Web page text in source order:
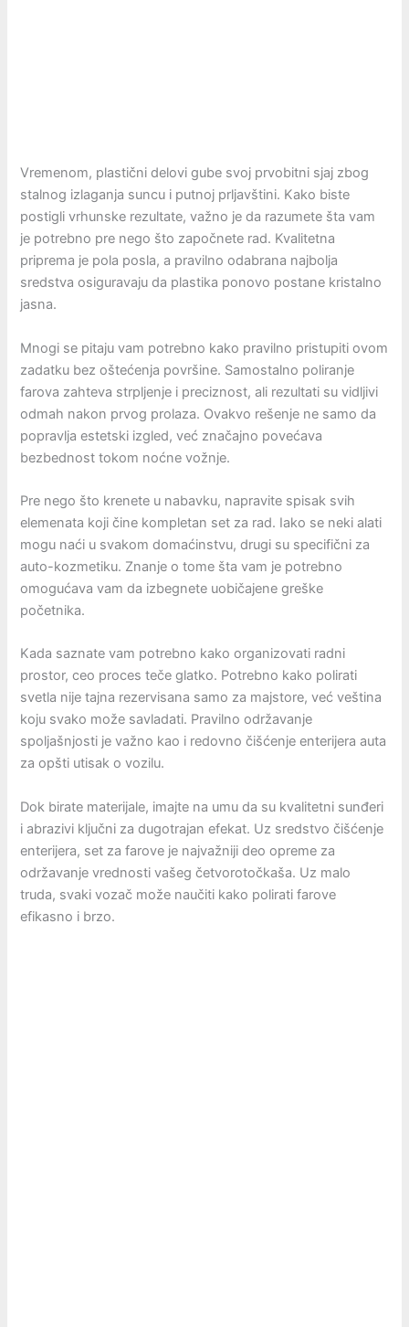
Vremenom, plastični delovi gube svoj prvobitni sjaj zbog
stalnog izlaganja suncu i putnoj prljavštini. Kako biste
postigli vrhunske rezultate, važno je da razumete šta vam
je potrebno pre nego što započnete rad. Kvalitetna
priprema je pola posla, a pravilno odabrana najbolja
sredstva osiguravaju da plastika ponovo postane kristalno
jasna.
Mnogi se pitaju vam potrebno kako pravilno pristupiti ovom
zadatku bez oštećenja površine. Samostalno poliranje
farova zahteva strpljenje i preciznost, ali rezultati su vidljivi
odmah nakon prvog prolaza. Ovakvo rešenje ne samo da
popravlja estetski izgled, već značajno povećava
bezbednost tokom noćne vožnje.
Pre nego što krenete u nabavku, napravite spisak svih
elemenata koji čine kompletan set za rad. Iako se neki alati
mogu naći u svakom domaćinstvu, drugi su specifični za
auto-kozmetiku. Znanje o tome šta vam je potrebno
omogućava vam da izbegnete uobičajene greške
početnika.
Kada saznate vam potrebno kako organizovati radni
prostor, ceo proces teče glatko. Potrebno kako polirati
svetla nije tajna rezervisana samo za majstore, već veština
koju svako može savladati. Pravilno održavanje
spoljašnjosti je važno kao i redovno čišćenje enterijera auta
za opšti utisak o vozilu.
Dok birate materijale, imajte na umu da su kvalitetni sunđeri
i abrazivi ključni za dugotrajan efekat. Uz sredstvo čišćenje
enterijera, set za farove je najvažniji deo opreme za
održavanje vrednosti vašeg četvorotočkaša. Uz malo
truda, svaki vozač može naučiti kako polirati farove
efikasno i brzo.